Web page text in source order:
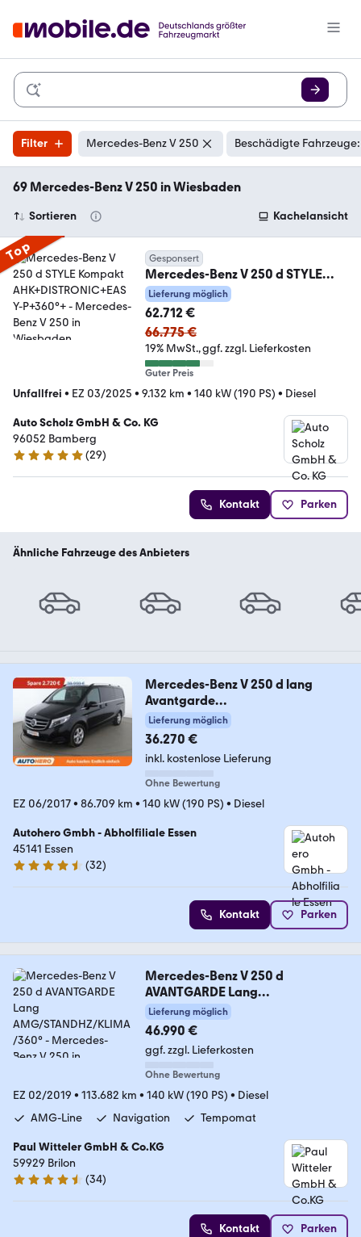
Filter Mercedes-Benz V 250 Beschädigte
69 Mercedes-Benz V 250 in Wiesbaden
Sortieren Kachelansicht
Top Gesponsert
Mercedes-Benz V 250 d STYLE
Kompakt AHK+DISTRONIC+EASY-
P+360°+
Lieferung möglich
62.712 €
66.775 €
19% MwSt. ggf. zzgl. Lieferkosten
Guter Preis
Unfallfrei • EZ 03/2025 • 9.132 km • 140 kW (190 PS) • Diesel
Auto Scholz GmbH & Co. KG
96052 Bamberg
4.9 Sterne
(29)
Kontakt Parken
Ähnliche Fahrzeuge des Anbieters
Mercedes-Benz V 250 d lang
Avantgarde
Aut.*BURMESTER*360CAM*
Lieferung möglich
36.270 €
inkl. kostenlose Lieferung
Ohne Bewertung
EZ 06/2017• 86.709 km • 140 kW (190 PS) • Diesel
Autohero Gmbh - Abholfiliale Essen
45141 Essen
4.7 Sterne
(32)
Kontakt Parken
Mercedes-Benz V 250 d
AVANTGARDE Lang
AMG/STANDHZ/KLIMA/360°
Lieferung möglich
46.990 €
ggf. zzgl. Lieferkosten
Ohne Bewertung
EZ 02/2019 • 113.682 km • 140 kW (190 PS) • Diesel
AMG-Line
Navigation Tempomat
Paul Witteler GmbH & Co.KG
59929 Brilon
4.6 Sterne
(34)
Kontakt Parken